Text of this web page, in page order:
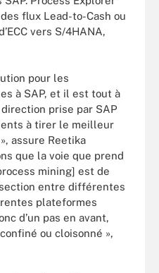
flux Lead-to-Cash ou
vers S/4HANA,
pour les
à SAP, et il est tout à
prise par SAP
à tirer le meilleur
assure Reetika
que la voie que prend
mining] est de
entre différentes
plateformes
d’un pas en avant,
ou cloisonné »,